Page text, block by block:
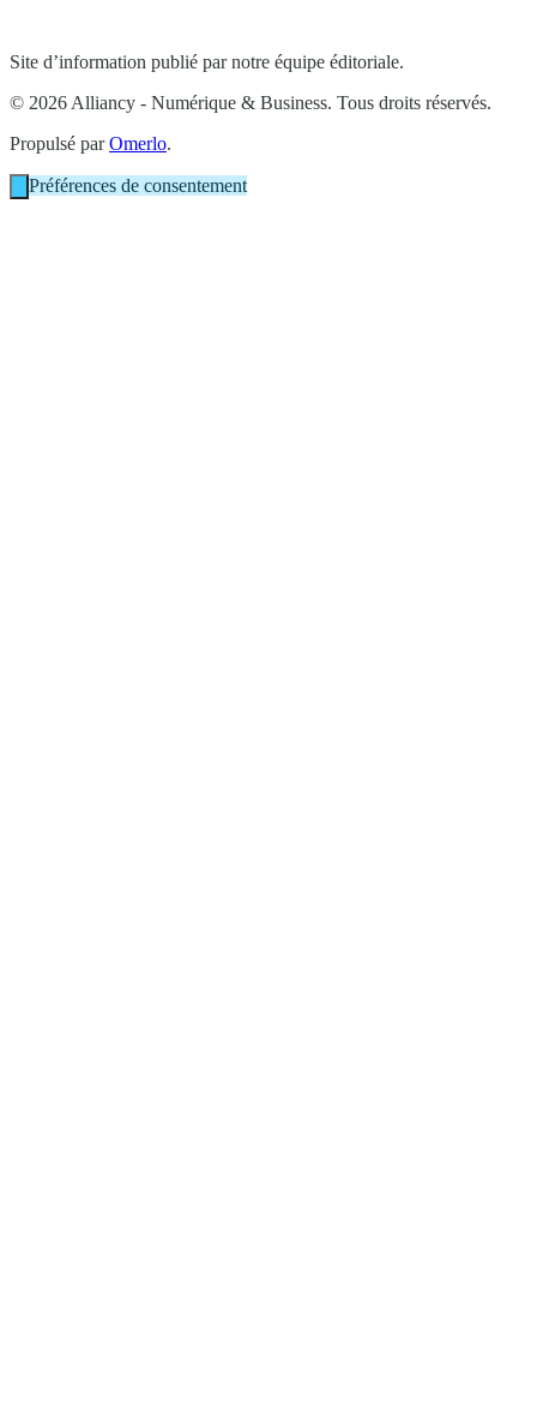
Site d’information publié par notre équipe éditoriale.
© 2026 Alliancy - Numérique & Business. Tous droits réservés.
Propulsé parOmerlo.
Préférences de consentement